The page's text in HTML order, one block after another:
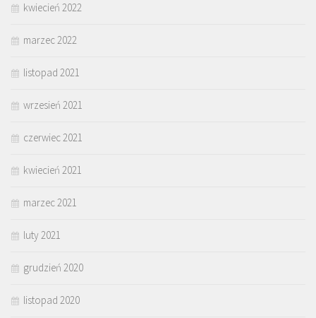
kwiecień 2022
marzec 2022
listopad 2021
wrzesień 2021
czerwiec 2021
kwiecień 2021
marzec 2021
luty 2021
grudzień 2020
listopad 2020